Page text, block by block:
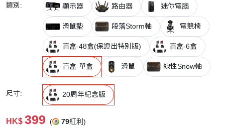
類別: 顯示器 路由器 迷你電腦
滑鼠墊 段落Storm軸 電競椅
盲盒-48盒(保證出特別版) 盲盒-6盒
盲盒-單盒 滑鼠 線性Snow軸
尺寸: 20周年紀念版
HK$ 399 ( 79紅利)